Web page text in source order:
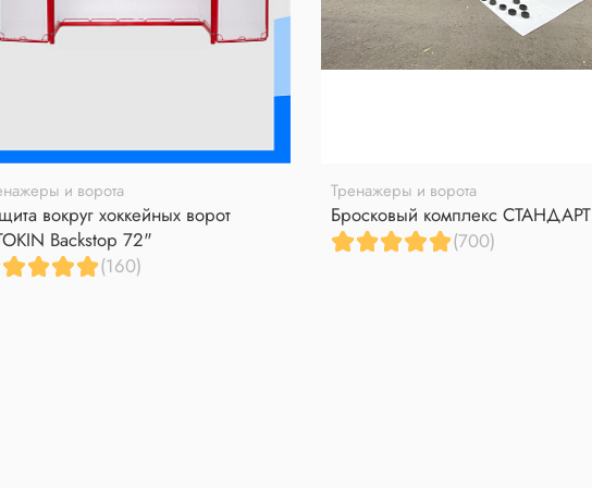
и ворота
вокруг хоккейных ворот
Backstop 72"
(160)
Тренажеры и ворота
Бросковый комплекс СТАНДАРТ
(700)